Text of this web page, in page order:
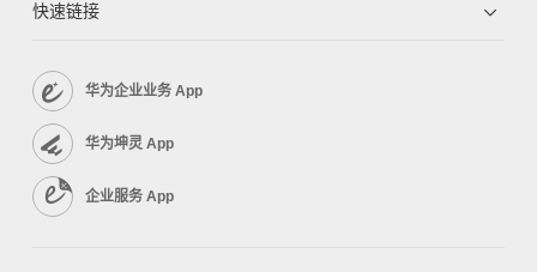
快速链接
华为企业业务 App
华为坤灵 App
企业服务 App